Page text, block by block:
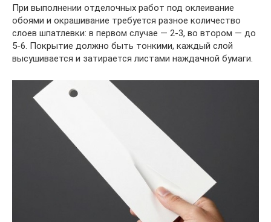
При выполнении отделочных работ под оклеивание
обоями и окрашивание требуется разное количество
слоев шпатлевки: в первом случае — 2-3, во втором — до
5-6. Покрытие должно быть тонкими, каждый слой
высушивается и затирается листами наждачной бумаги.